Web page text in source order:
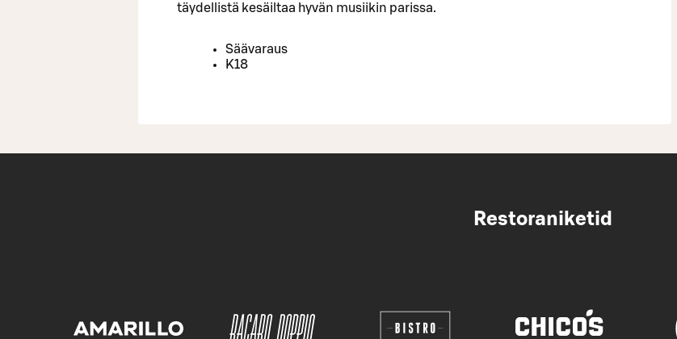
täydellistä kesäiltaa hyvän musiikin parissa.
Säävaraus
K18
Restoraniketid